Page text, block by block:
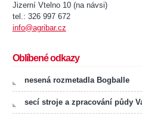
Jizerní Vtelno 10 (na návsi)
tel.: 326 997 672
info@agribar.cz
Oblíbené odkazy
nesená rozmetadla Bogballe
secí stroje a zpracování půdy